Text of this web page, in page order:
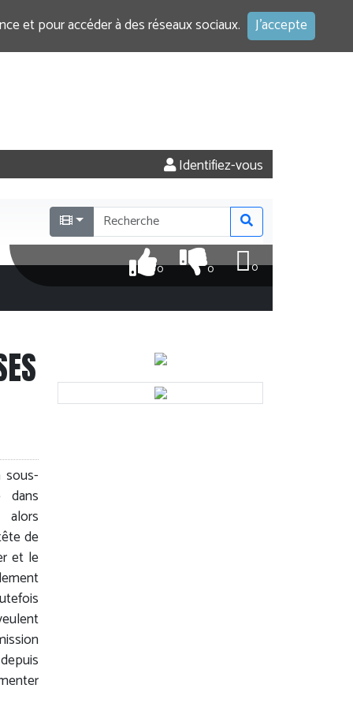
et pour accéder à des réseaux sociaux. J'accepte
Identifiez-vous
0
0
0
sous-
dans
alors
de
et le